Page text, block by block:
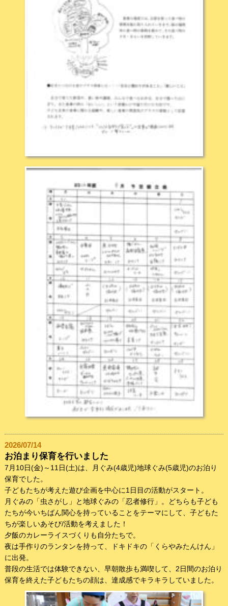
2026/07/14
お泊まり保育を行いました
7月10日(金)～11日(土)は、月ぐみ(4歳児)地球ぐみ(5歳児)のお泊り
保育でした。
子どもたちが考えた遊び企画を中心に1日目の活動がスタート。
月ぐみの「虫さがし」と地球ぐみの「忍者修行」。どちらも子ども
たちが今いちばん関心を持っていることをテーマにして、子どもた
ちが楽しいあそび/活動を考えました！
夕飯のカレーライスづくりも自分たちで。
夜は手作りのランタンを持って、ドキドキの「くらやみたんけん」
に出発。
普段の生活では体験できない、早朝散歩も満喫して、2日間のお泊り
保育を終えた子どもたちの顔は、達成感でキラキラしていました。